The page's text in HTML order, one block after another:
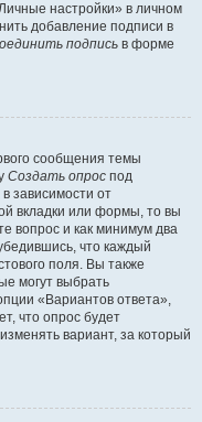
настройки» в личном
добавление подписи в
подпись в форме
сообщения темы
Создать опрос под
зависимости от
вкладки или формы, то вы
вопрос и как минимум два
что каждый
поля. Вы также
могут выбрать
«Вариантов ответа»,
что опрос будет
вариант, за который